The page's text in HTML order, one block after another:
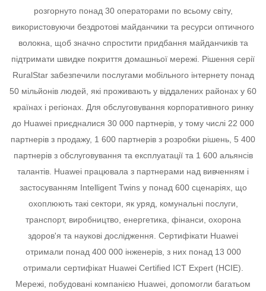
розгорнуто понад 30 операторами по всьому світу,
використовуючи бездротові майданчики та ресурси оптичного
волокна, щоб значно спростити придбання майданчиків та
підтримати швидке покриття домашньої мережі. Рішення серії
RuralStar забезпечили послугами мобільного інтернету понад
50 мільйонів людей, які проживають у віддалених районах у 60
країнах і регіонах. Для обслуговування корпоративного ринку
до Huawei приєдналися 30 000 партнерів, у тому числі 22 000
партнерів з продажу, 1 600 партнерів з розробки рішень, 5 400
партнерів з обслуговування та експлуатації та 1 600 альянсів
талантів. Huawei працювала з партнерами над вивченням і
застосуванням Intelligent Twins у понад 600 сценаріях, що
охоплюють такі сектори, як уряд, комунальні послуги,
транспорт, виробництво, енергетика, фінанси, охорона
здоров'я та наукові дослідження. Сертифікати Huawei
отримали понад 400 000 інженерів, з них понад 13 000
отримали сертифікат Huawei Certified ICT Expert (HCIE).
Мережі, побудовані компанією Huawei, допомогли багатьом